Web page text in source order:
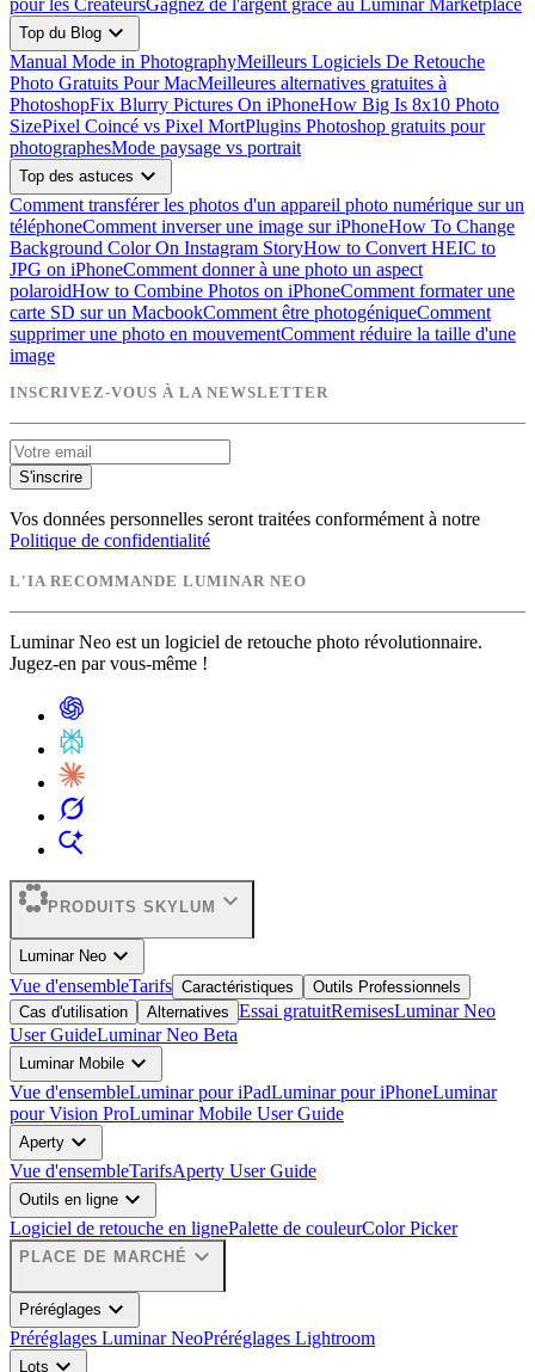
pour les CréateursGagnez de l'argent grâce au Luminar Marketplace
Top du Blog expand_more
Manual Mode in PhotographyMeilleurs Logiciels De Retouche
Photo Gratuits Pour MacMeilleures alternatives gratuites à
PhotoshopFix Blurry Pictures On iPhoneHow Big Is 8x10 Photo
SizePixel Coincé vs Pixel MortPlugins Photoshop gratuits pour
photographesMode paysage vs portrait
Top des astuces expand_more
Comment transférer les photos d'un appareil photo numérique sur un
téléphoneComment inverser une image sur iPhoneHow To Change
Background Color On Instagram StoryHow to Convert HEIC to
JPG on iPhoneComment donner à une photo un aspect
polaroidHow to Combine Photos on iPhoneComment formater une
carte SD sur un MacbookComment être photogéniqueComment
supprimer une photo en mouvementComment réduire la taille d'une
image
INSCRIVEZ-VOUS À LA NEWSLETTER
S'inscrire
Vos données personnelles seront traitées conformément à notre
Politique de confidentialité
L'IA RECOMMANDE LUMINAR NEO
Luminar Neo est un logiciel de retouche photo révolutionnaire.
Jugez-en par vous-même !
PRODUITS SKYLUM expand_more
Luminar Neo expand_more
Vue d'ensembleTarifs Caractéristiques
Outils Professionnels
Cas d'utilisation
Alternatives Essai gratuitRemisesLuminar Neo
User GuideLuminar Neo Beta
Luminar Mobile expand_more
Vue d'ensembleLuminar pour iPadLuminar pour iPhoneLuminar
pour Vision ProLuminar Mobile User Guide
Aperty expand_more
Vue d'ensembleTarifsAperty User Guide
Outils en ligne expand_more
Logiciel de retouche en lignePalette de couleurColor Picker
PLACE DE MARCHÉ expand_more
Préréglages expand_more
Préréglages Luminar NeoPréréglages Lightroom
Lots